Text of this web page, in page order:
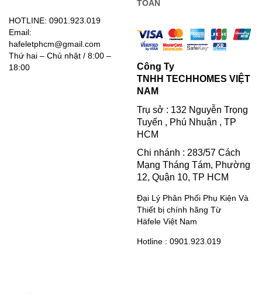
HOTLINE: 0901.923.019
Email:
hafeletphcm@gmail.com
Thứ hai – Chủ nhật / 8:00 –
18:00
TOÁN
Công Ty
TNHH TECHHOMES VIỆT
NAM
Trụ sở : 132 Nguyễn Trọng
Tuyển , Phú Nhuận , TP
HCM
Chi nhánh : 283/57 Cách
Mạng Tháng Tám, Phường
12, Quận 10, TP HCM
Đại Lý Phân Phối Phụ Kiện Và
Thiết bị chính hãng Từ
Häfele Việt Nam
Hotline : 0901.923.019